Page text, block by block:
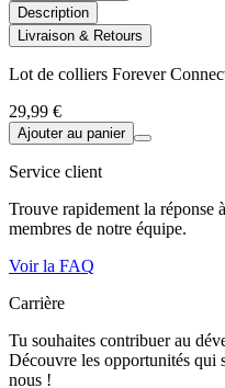
Description
Livraison & Retours
Lot de colliers Forever
29,99 €
Ajouter au panier
Service client
Trouve rapidement la réponse
membres de notre équipe.
Voir la FAQ
Carrière
Tu souhaites contribuer au
Découvre les opportunités qui
nous !